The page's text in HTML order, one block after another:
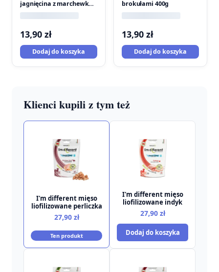
jagnięcina z marchewką
400g
13,90 zł
Dodaj do koszyka
brokułami 400g
13,90 zł
Dodaj do koszyka
Klienci kupili z tym też
I'm different mięso
liofilizowane perliczka
27,90 zł
Ten produkt
I'm different mięso
liofilizowane indyk
27,90 zł
Dodaj do koszyka